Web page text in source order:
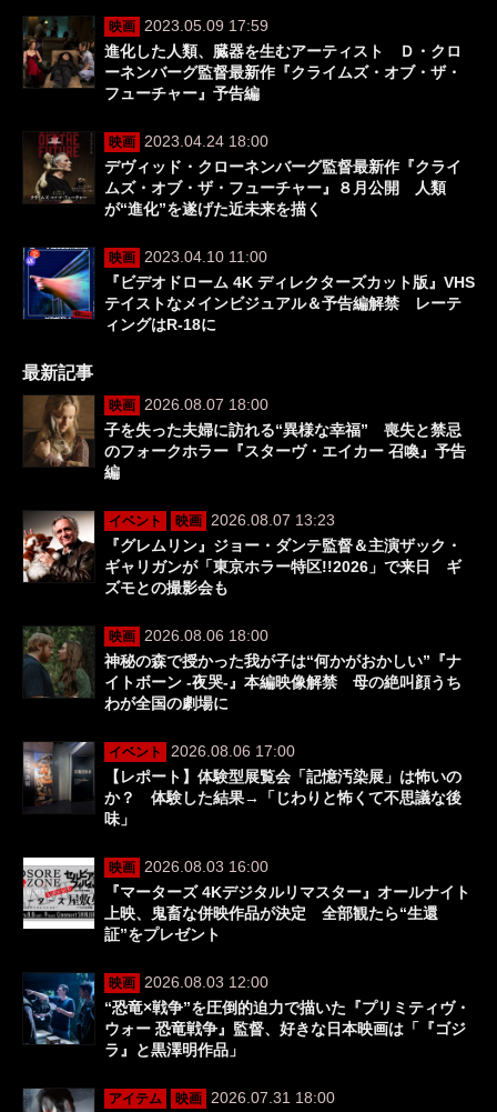
映画
2023.05.09 17:59
進化した人類、臓器を生むアーティスト Ｄ・クロ
ーネンバーグ監督最新作『クライムズ・オブ・ザ・
フューチャー』予告編
映画
2023.04.24 18:00
デヴィッド・クローネンバーグ監督最新作『クライ
ムズ・オブ・ザ・フューチャー』８月公開 人類
が“進化”を遂げた近未来を描く
映画
2023.04.10 11:00
『ビデオドローム 4K ディレクターズカット版』VHS
テイストなメインビジュアル＆予告編解禁 レーテ
ィングはR-18に
最新記事
映画
2026.08.07 18:00
子を失った夫婦に訪れる“異様な幸福” 喪失と禁忌
のフォークホラー『スターヴ・エイカー 召喚』予告
編
イベント 映画
2026.08.07 13:23
『グレムリン』ジョー・ダンテ監督＆主演ザック・
ギャリガンが「東京ホラー特区!!2026」で来日 ギ
ズモとの撮影会も
映画
2026.08.06 18:00
神秘の森で授かった我が子は“何かがおかしい”『ナ
イトボーン -夜哭-』本編映像解禁 母の絶叫顔うち
わが全国の劇場に
イベント
2026.08.06 17:00
【レポート】体験型展覧会「記憶汚染展」は怖いの
か？ 体験した結果→「じわりと怖くて不思議な後
味」
映画
2026.08.03 16:00
『マーターズ 4Kデジタルリマスター』オールナイト
上映、鬼畜な併映作品が決定 全部観たら“生還
証”をプレゼント
映画
2026.08.03 12:00
“恐竜×戦争”を圧倒的迫力で描いた『プリミティヴ・
ウォー 恐竜戦争』監督、好きな日本映画は「『ゴジ
ラ』と黒澤明作品」
アイテム 映画
2026.07.31 18:00